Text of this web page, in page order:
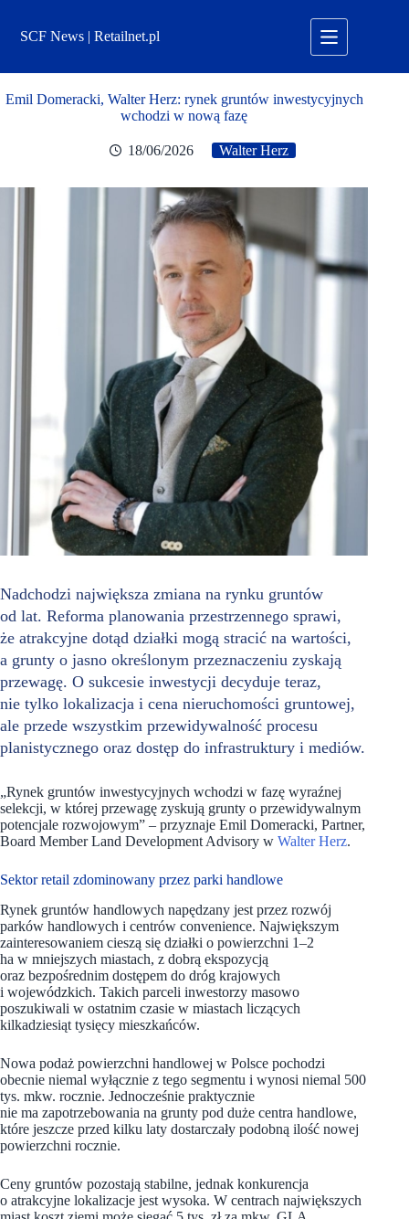
treściSCF News | Retailnet.pl
Emil Domeracki, Walter Herz: rynek gruntów inwestycyjnych
wchodzi w nową fazę
18/06/2026 Walter Herz
Nadchodzi największa zmiana na rynku gruntów
od lat. Reforma planowania przestrzennego sprawi,
że atrakcyjne dotąd działki mogą stracić na wartości,
a grunty o jasno określonym przeznaczeniu zyskają
przewagę. O sukcesie inwestycji decyduje teraz,
nie tylko lokalizacja i cena nieruchomości gruntowej,
ale przede wszystkim przewidywalność procesu
planistycznego oraz dostęp do infrastruktury i mediów.
„Rynek gruntów inwestycyjnych wchodzi w fazę wyraźnej
selekcji, w której przewagę zyskują grunty o przewidywalnym
potencjale rozwojowym” – przyznaje Emil Domeracki, Partner,
Board Member Land Development Advisory w Walter Herz.
Sektor retail zdominowany przez parki handlowe
Rynek gruntów handlowych napędzany jest przez rozwój
parków handlowych i centrów convenience. Największym
zainteresowaniem cieszą się działki o powierzchni 1–2
ha w mniejszych miastach, z dobrą ekspozycją
oraz bezpośrednim dostępem do dróg krajowych
i wojewódzkich. Takich parceli inwestorzy masowo
poszukiwali w ostatnim czasie w miastach liczących
kilkadziesiąt tysięcy mieszkańców.
Nowa podaż powierzchni handlowej w Polsce pochodzi
obecnie niemal wyłącznie z tego segmentu i wynosi niemal 500
tys. mkw. rocznie. Jednocześnie praktycznie
nie ma zapotrzebowania na grunty pod duże centra handlowe,
które jeszcze przed kilku laty dostarczały podobną ilość nowej
powierzchni rocznie.
Ceny gruntów pozostają stabilne, jednak konkurencja
o atrakcyjne lokalizacje jest wysoka. W centrach największych